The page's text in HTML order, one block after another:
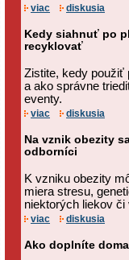
viac diskusia
Kedy siahnuť po
recyklovať
Zistite, kedy použiť
a ako správne
eventy.
viac diskusia
Na vznik obezity
odborníci
K vzniku obezity
miera stresu,
niektorých liekov či
viac diskusia
Ako doplníte